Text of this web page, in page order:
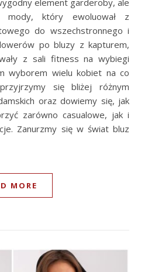
mody, który ewoluował z
do wszechstronnego i
po bluzy z kapturem,
z sali fitness na wybiegi
wyborem wielu kobiet na co
się bliżej różnym
oraz dowiemy się, jak
zarówno casualowe, jak i
Zanurzmy się w świat bluz
MORE